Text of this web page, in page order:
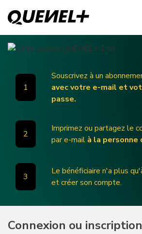
Vous avez déjà un compte ?
1
Souscrivez à un
avec votre e-mail et
passe.
2
Imprimez ou partagez le
par e-mailà la personne
3
Le bénéficiaire n'a plus
et créer son compte.
Connexion ou